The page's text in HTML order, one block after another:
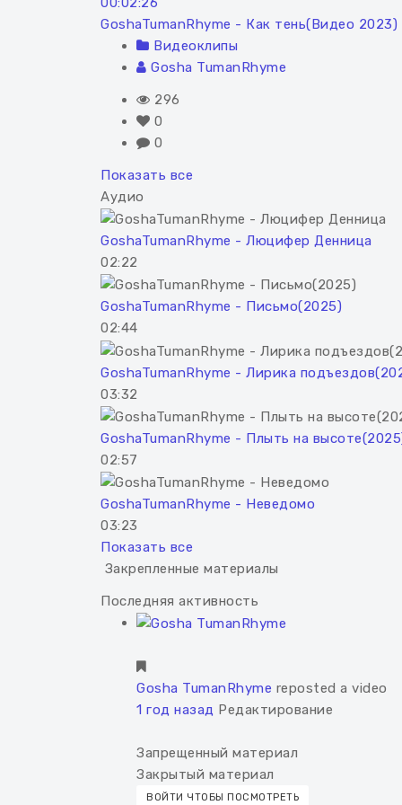
GoshaTumanRhyme - Как тень(Видео 2023)
Видеоклипы
Gosha TumanRhyme
296
0
0
Показать все
Аудио
GoshaTumanRhyme - Люцифер Денница
02:22
GoshaTumanRhyme - Письмо(2025)
02:44
GoshaTumanRhyme - Лирика
03:32
GoshaTumanRhyme - Плыть на
02:57
GoshaTumanRhyme - Неведомо
03:23
Показать все
Закрепленные материалы
Последняя активность
Gosha TumanRhyme reposted a video
1 год назад Редактирование
Запрещенный материал
Закрытый материал
ВОЙТИ ЧТОБЫ ПОСМОТРЕТЬ